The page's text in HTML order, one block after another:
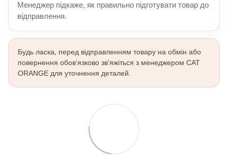
Менеджер підкаже, як правильно підготувати товар до
відправлення.
Будь ласка, перед відправленням товару на обмін або
повернення обов’язково зв’яжіться з менеджером CAT
ORANGE для уточнення деталей.